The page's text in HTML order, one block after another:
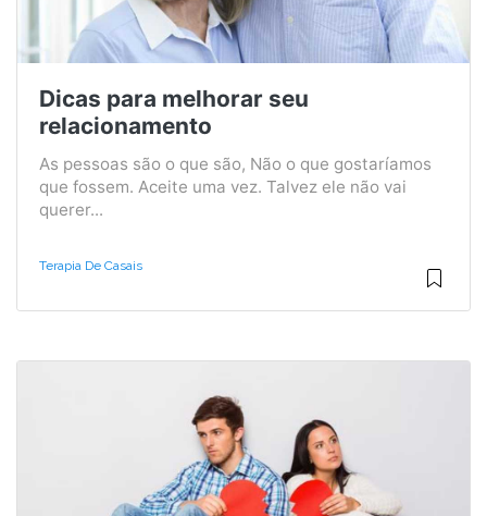
Dicas para melhorar seu
relacionamento
As pessoas são o que são, Não o que gostaríamos
que fossem. Aceite uma vez. Talvez ele não vai
querer...
Terapia De Casais